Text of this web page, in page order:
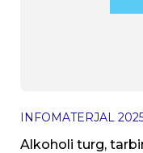
INFOMATERJAL
Alkoholi turg,